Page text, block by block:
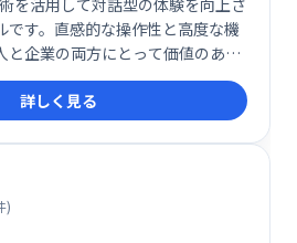
です。直感的な操作性と高度な機
と企業の両方にとって価値のある
供します。その多用途性、拡張
ける技術基盤により、ChatGPTは
ーションの新しいスタンダードを
詳しく見る
)